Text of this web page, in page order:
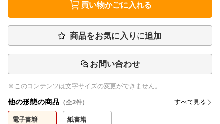
買い物かごに入れる
商品をお気に入りに追加
お問い合わせ
※このコンテンツは文字サイズの変更ができません。
他の形態の商品 （全2件） すべて見る
電子書籍 紙書籍